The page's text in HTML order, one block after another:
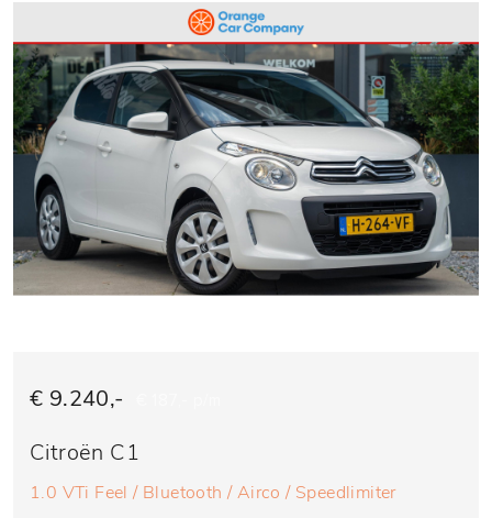
€ 9.240,-
Citroën C1
1.0 VTi Feel / Bluetooth / Airco / Speedlimiter